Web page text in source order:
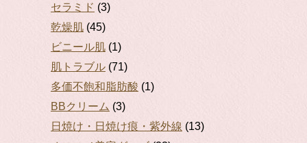
セラミド (3)
乾燥肌 (45)
ビニール肌 (1)
肌トラブル (71)
多価不飽和脂肪酸 (1)
BBクリーム (3)
日焼け・日焼け痕・紫外線 (13)